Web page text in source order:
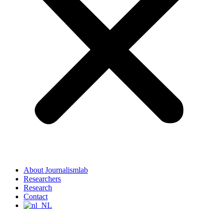
About Journalismlab
Researchers
Research
Contact